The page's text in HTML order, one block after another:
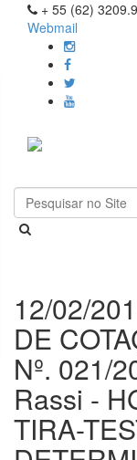
+ 55 (62)
Webmail
12/02/
DE
Nº. 021/
Rassi -
TIRA-